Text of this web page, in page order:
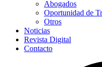
Abogados
Oportunidad de
Otros
Noticias
Revista Digital
Contacto